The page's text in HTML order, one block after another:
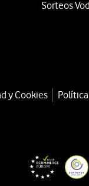
Sorteos
y Cookies